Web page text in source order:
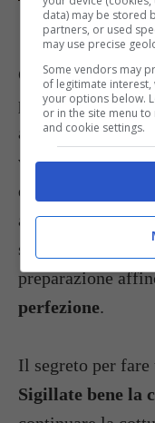
Arrosto di vitello con
con i
Come accennato
può fare in
abbiamo illustrato
vitello al forno
di
accostarlo a
a dei funghi
seguiate con
preparazione
perfezione.
Il segreto per fare
Sigillate bene la
data) may be stored
partners, or used
may use precise
Some vendors may
of legitimate
your options below.
or in the site menu
and cookie settings.